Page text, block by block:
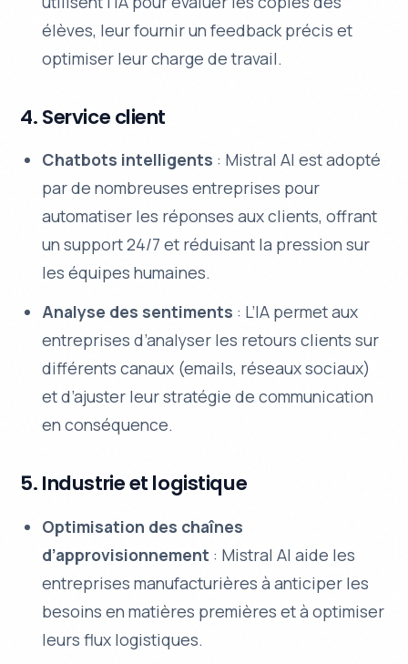
élèves, leur fournir un feedback précis et
optimiser leur charge de travail.
4. Service client
Chatbots intelligents : Mistral AI est adopté
par de nombreuses entreprises pour
automatiser les réponses aux clients, offrant
un support 24/7 et réduisant la pression sur
les équipes humaines.
Analyse des sentiments : L’IA permet aux
entreprises d’analyser les retours clients sur
différents canaux (emails, réseaux sociaux)
et d’ajuster leur stratégie de communication
en conséquence.
5. Industrie et logistique
Optimisation des chaînes
d’approvisionnement : Mistral AI aide les
entreprises manufacturières à anticiper les
besoins en matières premières et à optimiser
leurs flux logistiques.